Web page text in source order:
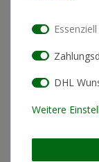
Hersteller: 30°
Essenziell
DHL
Weitere